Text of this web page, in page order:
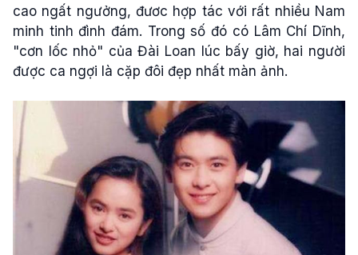
cao ngất ngưởng, đươc hợp tác với rất nhiều Nam
minh tinh đình đám. Trong số đó có Lâm Chí Dĩnh,
"cơn lốc nhỏ" của Đài Loan lúc bấy giờ, hai người
được ca ngợi là cặp đôi đẹp nhất màn ảnh.